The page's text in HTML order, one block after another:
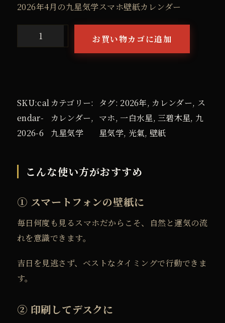
2026年4月の九星気学スマホ壁紙カレンダー
ナ
ル
カ
ン
ダ
】
2
0
6
年
月
お買い物カゴに追加
SKU:cal
endar-
2026-6
カテゴリー:
カレンダー
九星気学
タグ: 2026年, カレンダー, ス
マホ, 一白水星, 三碧木星, 九
星気学, 光氣, 壁紙
こんな使い方がおすすめ
① スマートフォンの壁紙に
毎日何度も見るスマホだからこそ、
自然と運気の流
れを意識できます。
吉日を見逃さず、 ベストなタイミングで行動できま
す。
② 印刷してデスクに